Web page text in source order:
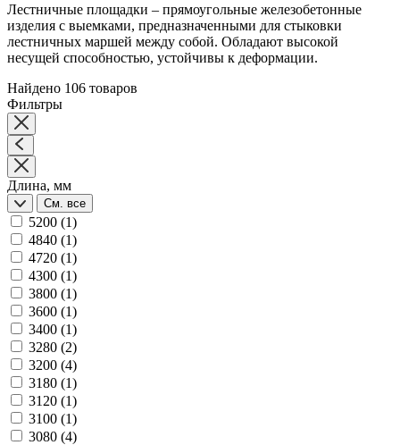
Лестничные площадки – прямоугольные железобетонные
изделия с выемками, предназначенными для стыковки
лестничных маршей между собой. Обладают высокой
несущей способностью, устойчивы к деформации.
Найдено 106 товаров
Фильтры
Длина, мм
См. все
5200 (1)
4840 (1)
4720 (1)
4300 (1)
3800 (1)
3600 (1)
3400 (1)
3280 (2)
3200 (4)
3180 (1)
3120 (1)
3100 (1)
3080 (4)